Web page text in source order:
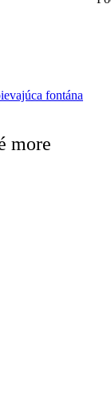
fontána
more